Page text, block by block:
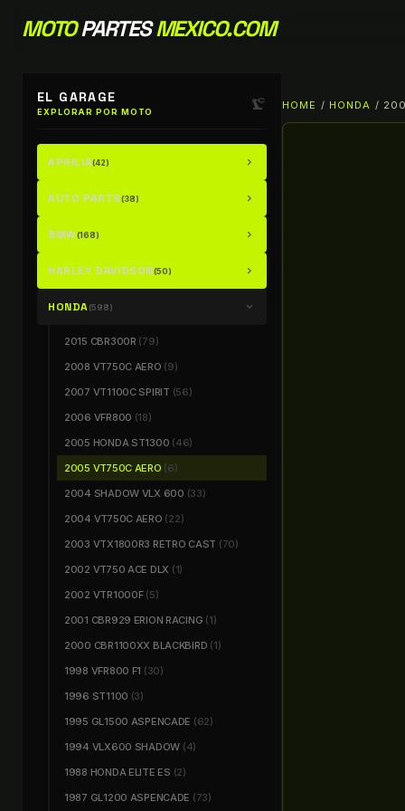
MOTOPARTESMEXICO.COM
EL GARAGE
EXPLORAR POR MOTO precision_manufacturing
APRILIA(42) chevron_right
AUTO PARTS(38) chevron_right
BMW(168) chevron_right
HARLEY DAVIDSON(50) chevron_right
HONDA(598) chevron_right
2015 CBR300R (79)
2008 VT750C AERO (9)
2007 VT1100C SPIRIT (56)
2006 VFR800 (18)
2005 HONDA ST1300 (46)
2005 VT750C AERO (6)
2004 SHADOW VLX 600 (33)
2004 VT750C AERO (22)
2003 VTX1800R3 RETRO CAST (70)
2002 VT750 ACE DLX (1)
2002 VTR1000F (5)
2001 CBR929 ERION RACING (1)
2000 CBR1100XX BLACKBIRD (1)
1998 VFR800 F1 (30)
1996 ST1100 (3)
1995 GL1500 ASPENCADE (62)
1994 VLX600 SHADOW (4)
1988 HONDA ELITE ES (2)
1987 GL1200 ASPENCADE (73)
HOME / HONDA /